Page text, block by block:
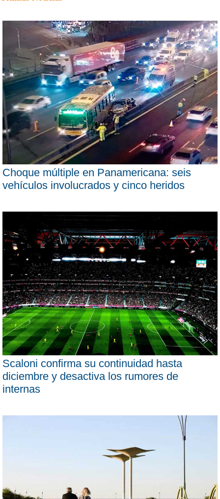
Choque múltiple en Panamericana: seis
vehículos involucrados y cinco heridos
Scaloni confirma su continuidad hasta
diciembre y desactiva los rumores de
internas